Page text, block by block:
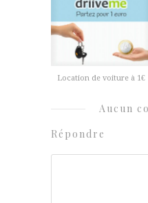
Location de voiture à 1€
Aucun
Répondre